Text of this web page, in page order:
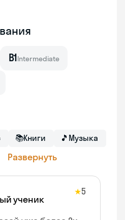
B1Intermediate
📚Книги 🎵 Музыка
Развернуть
ученик
★5